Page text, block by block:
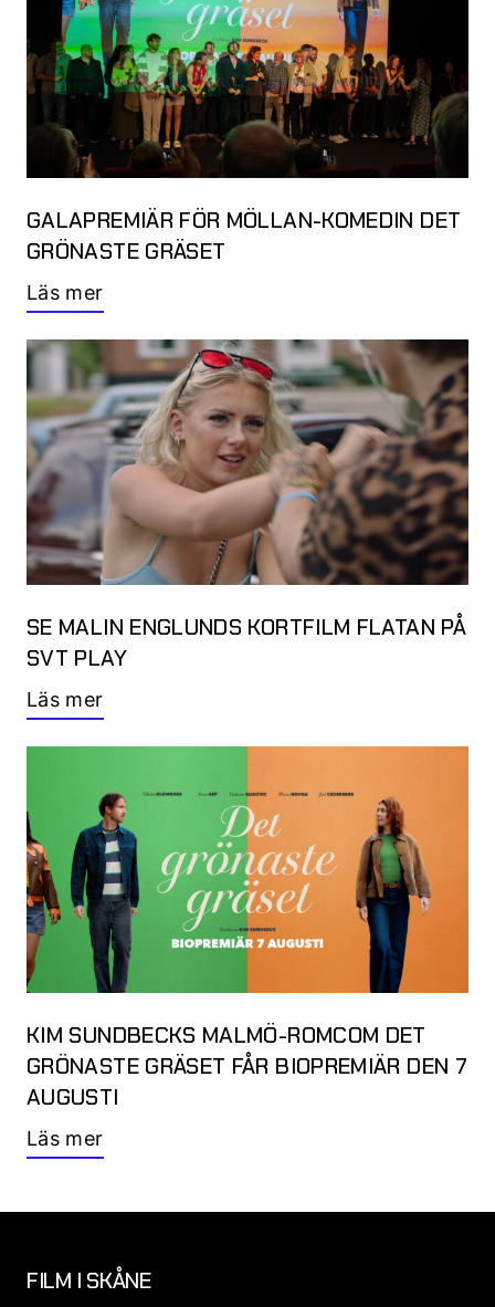
GALAPREMIÄR FÖR MÖLLAN-KOMEDIN DET
GRÖNASTE GRÄSET
Läs mer
SE MALIN ENGLUNDS KORTFILM FLATAN PÅ
SVT PLAY
Läs mer
KIM SUNDBECKS MALMÖ-ROMCOM DET
GRÖNASTE GRÄSET FÅR BIOPREMIÄR DEN 7
AUGUSTI
Läs mer
FILM I SKÅNE